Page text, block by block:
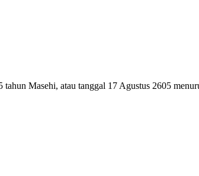
tahun Masehi, atau tanggal 17 Agustus 2605